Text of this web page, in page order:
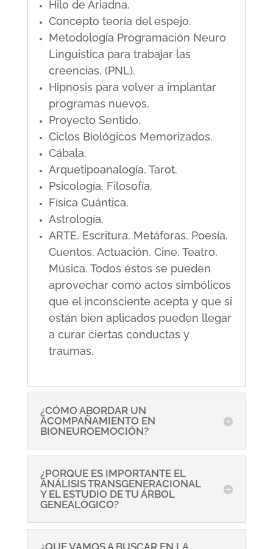
Hilo de Ariadna.
Concepto teoría del espejo.
Metodología Programación Neuro
Linguistica para trabajar las
creencias. (PNL).
Hipnosis para volver a implantar
programas nuevos.
Proyecto Sentido.
Ciclos Biológicos Memorizados.
Cábala.
Arquetipoanalogía. Tarot.
Psicología. Filosofía.
Física Cuántica.
Astrología.
ARTE. Escritura. Metáforas. Poesía.
Cuentos. Actuación. Cine. Teatro.
Música. Todos éstos se pueden
aprovechar como actos simbólicos
que el inconsciente acepta y que si
están bien aplicados pueden llegar
a curar ciertas conductas y
traumas.
¿CÓMO ABORDAR UN
ACOMPAÑAMIENTO EN
BIONEUROEMOCIÓN?
¿PORQUE ES IMPORTANTE EL
ANÁLISIS TRANSGENERACIONAL
Y EL ESTUDIO DE TU ÁRBOL
GENEALÓGICO?